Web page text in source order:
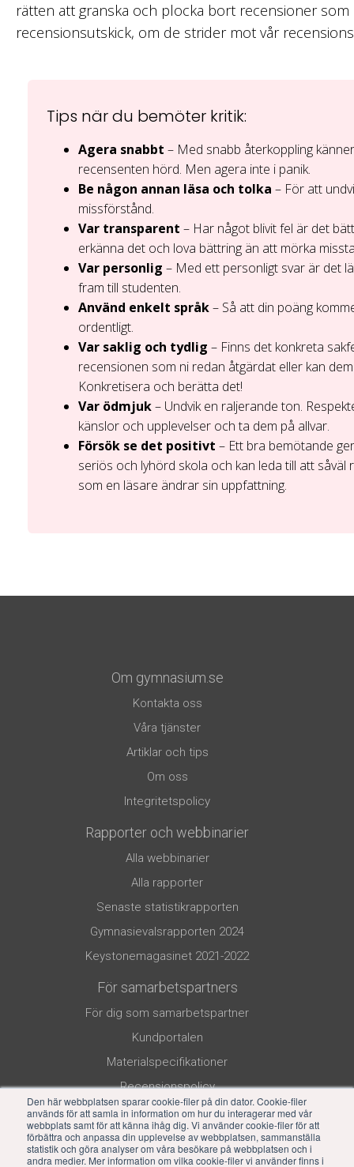
Den här webbplatsen sparar cookie-filer på din dator. Cookie-filer
används för att samla in information om hur du interagerar med vår
webbplats samt för att känna ihåg dig. Vi använder cookie-filer för att
förbättra och anpassa din upplevelse av webbplatsen, sammanställa
statistik och göra analyser om våra besökare på webbplatsen och i
andra medier. Mer information om vilka cookie-filer vi använder finns i
rätten att granska och plocka bort recensioner som
recensionsutskick, om de strider mot vår
Tips när du bemöter kritik:
Agera snabbt – Med snabb återkoppling
recensenten hörd. Men agera inte i panik.
Be någon annan läsa och tolka – För att
missförstånd.
Var transparent – Har något blivit fel är det
erkänna det och lova bättring än att mörka
Var personlig – Med ett personligt svar är det
fram till studenten.
Använd enkelt språk– Så att din poäng
ordentligt.
Var saklig och tydlig – Finns det konkreta
recensionen som ni redan åtgärdat eller kan
Konkretisera och berätta det!
Var ödmjuk– Undvik en raljerande ton.
känslor och upplevelser och ta dem på allvar.
Försök se det positivt – Ett bra bemötande
seriös och lyhörd skola och kan leda till att såväl
som en läsare ändrar sin uppfattning.
Om gymnasium.se
Kontakta oss
Våra tjänster
Artiklar och tips
Om oss
Integritetspolicy
Rapporter och webbinarier
Alla webbinarier
Alla rapporter
Senaste statistikrapporten
Gymnasievalsrapporten 2024
Keystonemagasinet 2021-2022
För samarbetspartners
För dig som samarbetspartner
Kundportalen
Materialspecifikationer
Recensionspolicy